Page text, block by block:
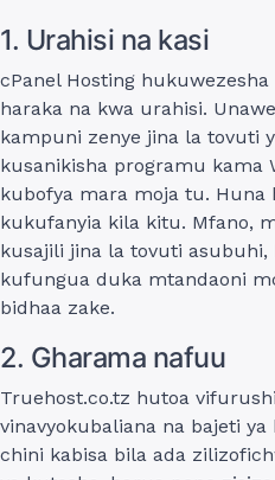
1. Urahisi na kasi
cPanel Hosting
haraka na kwa urahisi.
kampuni zenye jina la tovuti
kusanikisha programu kama
kubofya mara moja tu. Huna
kukufanyia kila kitu. Mfano,
kusajili jina la tovuti asubuhi,
kufungua duka mtandaoni
bidhaa zake.
2. Gharama nafuu
Truehost.co.tz hutoa
vinavyokubaliana na bajeti
chini kabisa bila ada